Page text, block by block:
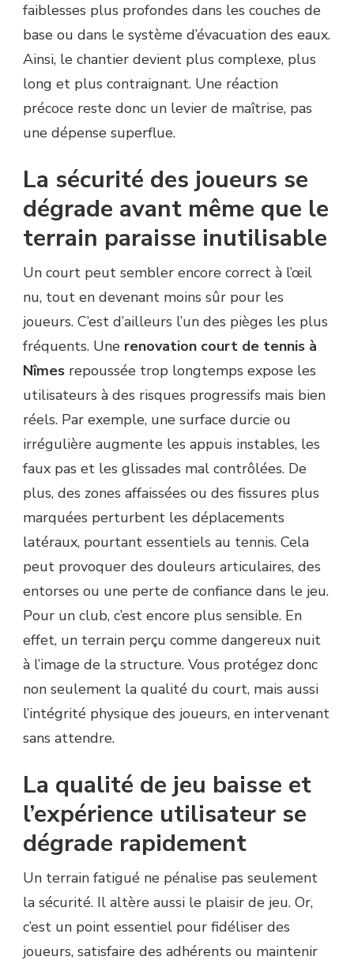
faiblesses plus profondes dans les couches de
base ou dans le système d’évacuation des eaux.
Ainsi, le chantier devient plus complexe, plus
long et plus contraignant. Une réaction
précoce reste donc un levier de maîtrise, pas
une dépense superflue.
La sécurité des joueurs se
dégrade avant même que le
terrain paraisse inutilisable
Un court peut sembler encore correct à l’œil
nu, tout en devenant moins sûr pour les
joueurs. C’est d’ailleurs l’un des pièges les plus
fréquents. Une renovation court de tennis à
Nîmes repoussée trop longtemps expose les
utilisateurs à des risques progressifs mais bien
réels. Par exemple, une surface durcie ou
irrégulière augmente les appuis instables, les
faux pas et les glissades mal contrôlées. De
plus, des zones affaissées ou des fissures plus
marquées perturbent les déplacements
latéraux, pourtant essentiels au tennis. Cela
peut provoquer des douleurs articulaires, des
entorses ou une perte de confiance dans le jeu.
Pour un club, c’est encore plus sensible. En
effet, un terrain perçu comme dangereux nuit
à l’image de la structure. Vous protégez donc
non seulement la qualité du court, mais aussi
l’intégrité physique des joueurs, en intervenant
sans attendre.
La qualité de jeu baisse et
l’expérience utilisateur se
dégrade rapidement
Un terrain fatigué ne pénalise pas seulement
la sécurité. Il altère aussi le plaisir de jeu. Or,
c’est un point essentiel pour fidéliser des
joueurs, satisfaire des adhérents ou maintenir